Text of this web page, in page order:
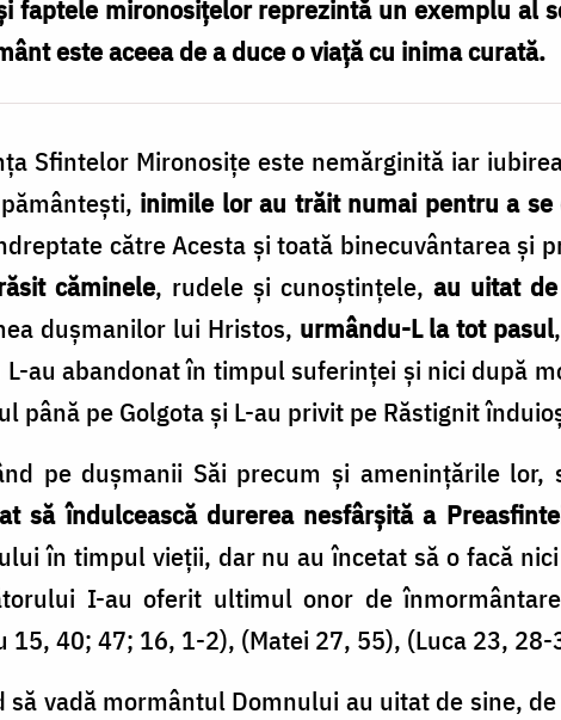
faptele mironosițelor reprezintă un exemplu al
este aceea de a duce o viață cu inima curată.
Sfintelor Mironosițe este nemărginită iar
inimile lor au trăit numai pentru a se
către Acesta şi toată binecuvântarea şi
căminele, rudele și cunoștințele, au uitat
dușmanilor lui Hristos, urmându-L la tot pasul
L-au abandonat în timpul suferinței și nici după
până pe Golgota și L-au privit pe Răstignit
pe dușmanii Săi precum și amenințările
să îndulcească durerea nesfârșită a
în timpul vieții, dar nu au încetat să o facă
I-au oferit ultimul onor de
15, 40; 47; 16, 1-2), (Matei 27, 55), (Luca 23,
să vadă mormântul Domnului au uitat de sine,